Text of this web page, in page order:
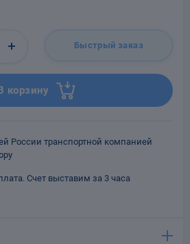
Быстрый заказ
корзину
России транспортной компанией
Счет выставим за 3 часа
для